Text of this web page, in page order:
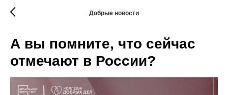
Добрые новости
А вы помните, что сейчас
отмечают в России?